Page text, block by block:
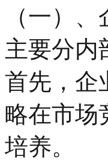
（一）
主要分内
首先，企
略在市场
培养。